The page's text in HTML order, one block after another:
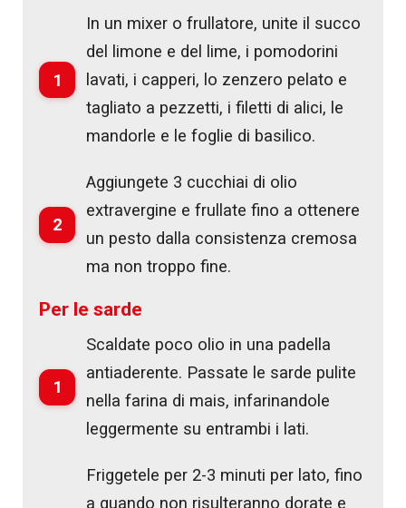
1
In un mixer o frullatore, unite il succo
del limone e del lime, i pomodorini
lavati, i capperi, lo zenzero pelato e
tagliato a pezzetti, i filetti di alici, le
mandorle e le foglie di basilico.
2
Aggiungete 3 cucchiai di olio
extravergine e frullate fino a ottenere
un pesto dalla consistenza cremosa
ma non troppo fine.
Per le sarde
1
Scaldate poco olio in una padella
antiaderente. Passate le sarde pulite
nella farina di mais, infarinandole
leggermente su entrambi i lati.
Friggetele per 2-3 minuti per lato, fino
a quando non risulteranno dorate e